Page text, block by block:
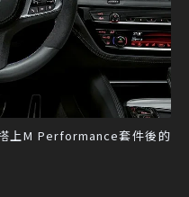
上M Performance套件後的